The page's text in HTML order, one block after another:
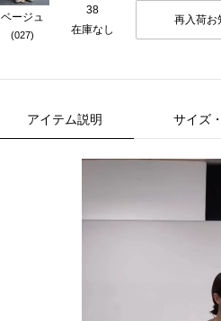
ベージュ
(027)
38
在庫なし
再入荷お
アイテム説明 サイズ